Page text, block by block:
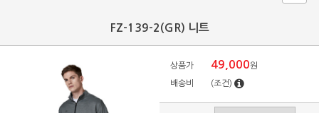
FZ-139-2(GR) 니트
상품가 49,000원
배송비 (조건)